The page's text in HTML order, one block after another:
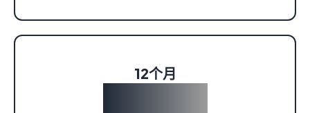
12个月